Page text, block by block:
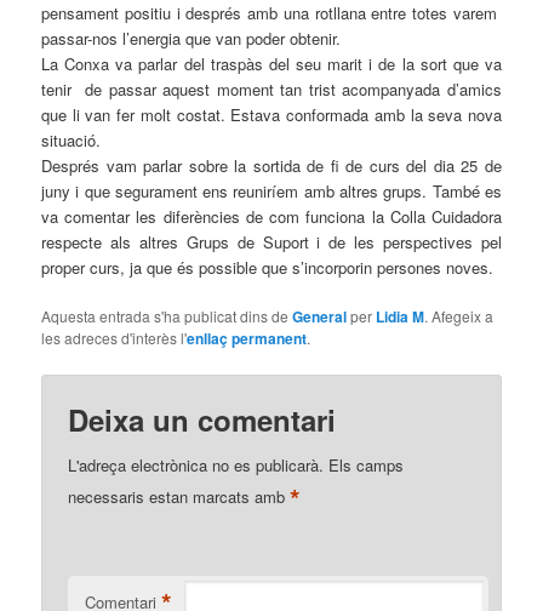
pensament positiu i després amb una rotllana entre totes varem
passar-nos l’energia que van poder obtenir.
La Conxa va parlar del traspàs del seu marit i de la sort que va
tenir de passar aquest moment tan trist acompanyada d’amics
que li van fer molt costat. Estava conformada amb la seva nova
situació.
Després vam parlar sobre la sortida de fi de curs del dia 25 de
juny i que segurament ens reuniríem amb altres grups. També es
va comentar les diferències de com funciona la Colla Cuidadora
respecte als altres Grups de Suport i de les perspectives pel
proper curs, ja que és possible que s’incorporin persones noves.
Aquesta entrada s'ha publicat dins deGeneralper Lidia M. Afegeix a
les adreces d'interès l'enllaç permanent.
Deixa un comentari
L'adreça electrònica no es publicarà. Els camps
necessaris estan marcats amb*
Comentari *